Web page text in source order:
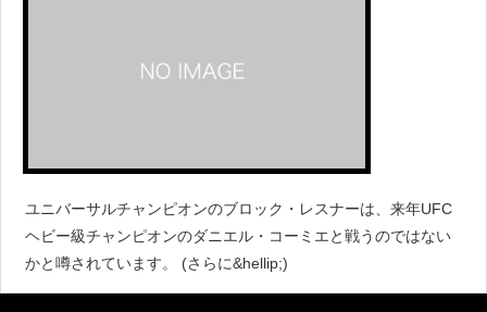
ユニバーサルチャンピオンのブロック・レスナーは、来年UFC
ヘビー級チャンピオンのダニエル・コーミエと戦うのではない
かと噂されています。 (さらに&hellip;)